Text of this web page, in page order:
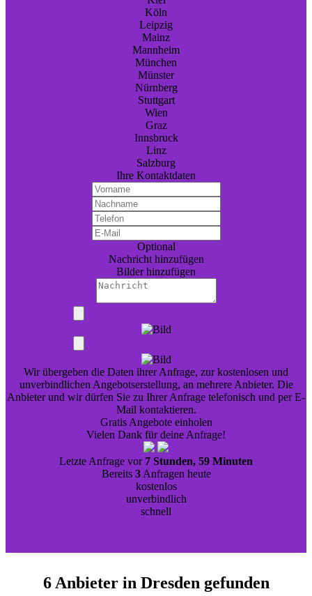
Köln
Leipzig
Mainz
Mannheim
München
Münster
Nürnberg
Stuttgart
Wien
Graz
Innsbruck
Linz
Salzburg
Ihre Kontaktdaten
Optional
Nachricht hinzufügen
Bilder hinzufügen
Wir übergeben die Daten ihrer Anfrage, zur kostenlosen und
unverbindlichen Angebotserstellung, an mehrere Anbieter. Die
Anbieter und wir dürfen Sie zu Ihrer Anfrage telefonisch und per E-
Mail kontaktieren.
Gratis Angebote einholen
Vielen Dank für deine Anfrage!
Letzte Anfrage vor 7 Stunden, 59 Minuten
Bereits 3Anfragen heute
kostenlos
unverbindlich
schnell
6 Anbieter in Dresden gefunden